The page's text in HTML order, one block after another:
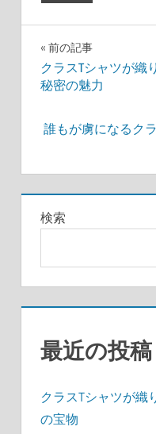
投
稿
ゲ
ー
シ
ョ
ン
前の記事
クラスTシャツが織
秘密の魅力
誰もが虜になるク
検索
最近の投稿
クラスTシャツが織
の宝物